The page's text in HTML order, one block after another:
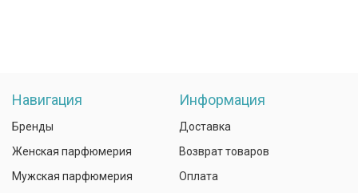
Навигация
Бренды
Женская парфюмерия
Мужская парфюмерия
Информация
Доставка
Возврат товаров
Оплата